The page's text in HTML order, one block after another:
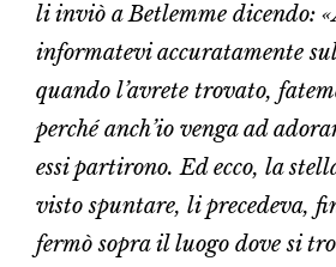
li inviò a Betlemme dicendo:
informatevi accuratamente
quando l’avrete trovato,
perché anch’io venga ad
essi partirono. Ed ecco, la
visto spuntare, li precedeva,
fermò sopra il luogo dove si